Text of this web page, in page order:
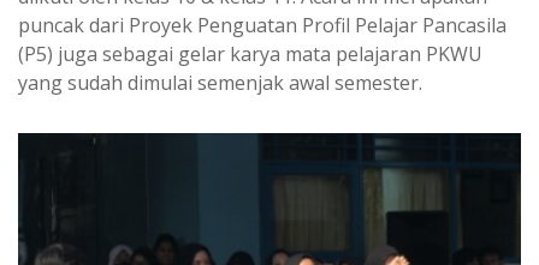
puncak dari Proyek Penguatan Profil Pelajar Pancasila
(P5) juga sebagai gelar karya mata pelajaran PKWU
yang sudah dimulai semenjak awal semester.